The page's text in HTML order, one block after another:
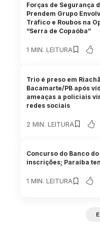
Forças de Segurança
Prendem Grupo
Tráfico e Roubos na
“Serra de Copaóba”
1 MIN. LEITURA
Trio é preso em
Bacamarte/PB após
ameaças a policiais
redes sociais
2 MIN. LEITURA
Concurso do Banco
inscrições; Paraíba
1 MIN. LEITURA